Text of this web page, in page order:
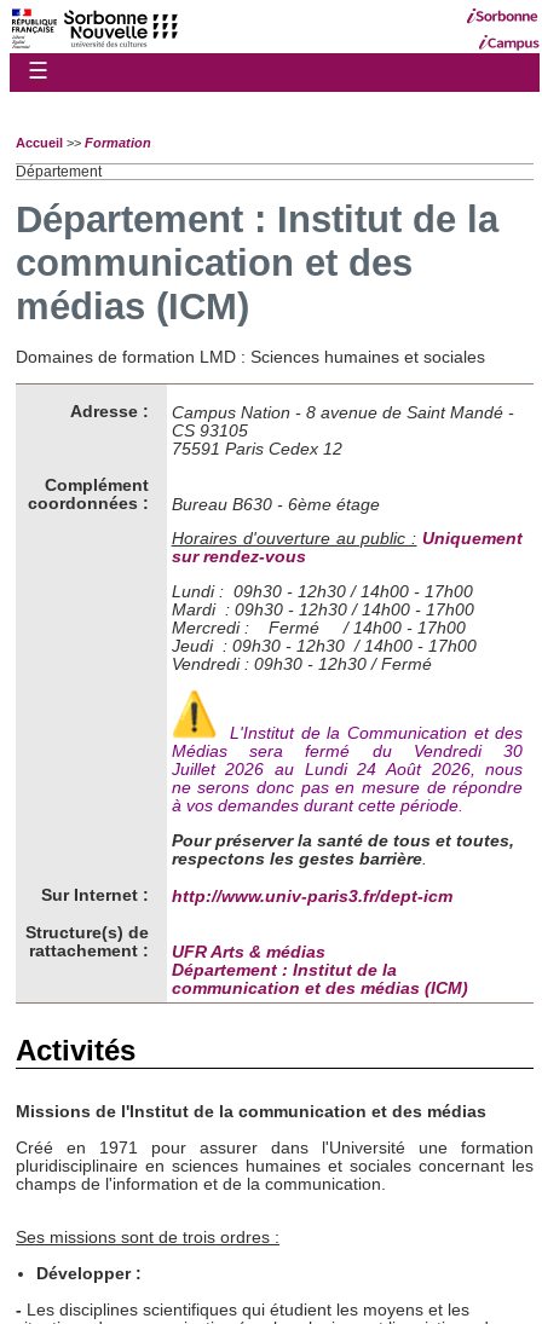
☰
Accueil >> Formation
Département
Département : Institut de la
communication et des
médias (ICM)
Domaines de formation LMD : Sciences humaines et sociales
Adresse :
Campus Nation - 8 avenue de Saint Mandé -
CS 93105
75591 Paris Cedex 12
Complément
coordonnées :
Bureau B630 - 6ème étage
Horaires d'ouverture au public : Uniquement
sur rendez-vous
Lundi : 09h30 - 12h30 / 14h00 - 17h00
Mardi : 09h30 - 12h30 / 14h00 - 17h00
Mercredi :
Fermé / 14h00 - 17h00
Jeudi : 09h30 - 12h30 / 14h00 - 17h00
Vendredi : 09h30 - 12h30 / Fermé
L'Institut de la Communication et des
Médias sera fermé du Vendredi 30
Juillet 2026 au Lundi 24 Août 2026, nous
ne serons donc pas en mesure de répondre
à vos demandes durant cette période.
Pour préserver la santé de tous et toutes,
respectons les gestes barrière.
Sur Internet :
http://www.univ-paris3.fr/dept-icm
Structure(s) de
rattachement :
UFR Arts & médias
Département : Institut de la
communication et des médias (ICM)
Activités
Missions de l'Institut de la communication et des médias
Créé en 1971 pour assurer dans l'Université une formation
pluridisciplinaire en sciences humaines et sociales concernant les
champs de l'information et de la communication.
Ses missions sont de trois ordres :
Développer :
- Les disciplines scientifiques qui étudient les moyens et les